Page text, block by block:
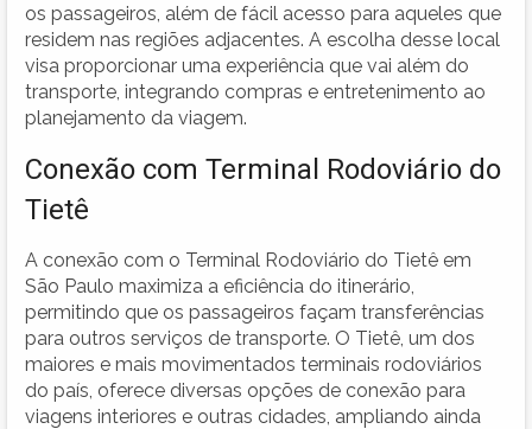
os passageiros, além de fácil acesso para aqueles que
residem nas regiões adjacentes. A escolha desse local
visa proporcionar uma experiência que vai além do
transporte, integrando compras e entretenimento ao
planejamento da viagem.
Conexão com Terminal Rodoviário do
Tietê
A conexão com o Terminal Rodoviário do Tietê em
São Paulo maximiza a eficiência do itinerário,
permitindo que os passageiros façam transferências
para outros serviços de transporte. O Tietê, um dos
maiores e mais movimentados terminais rodoviários
do país, oferece diversas opções de conexão para
viagens interiores e outras cidades, ampliando ainda